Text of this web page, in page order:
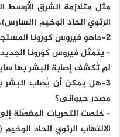
الرئوي الحاد الوخيم (السارس).
2-ماهو فيروس كورونا المستجد؟
– يتمثل فيروس كورونا
لم تُكشف إصابة البشر بها
3-هل يمكن أن يُصاب البشر
مصدر حيوانى؟
– خلصت التحريات المفصّلة
الالتهاب الرئوي الحاد